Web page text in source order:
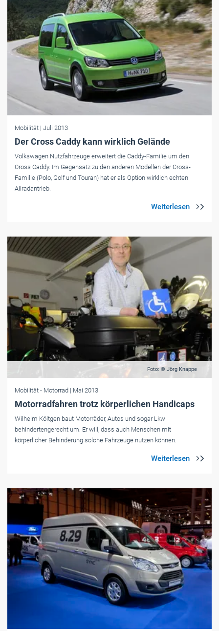
Mobilität | Juli 2013
Der Cross Caddy kann wirklich Gelände
Volkswagen Nutzfahrzeuge erweitert die Caddy-Familie um den
Cross Caddy. Im Gegensatz zu den anderen Modellen der Cross-
Familie (Polo, Golf und Touran) hat er als Option wirklich echten
Allradantrieb.
Foto: © Jörg Knappe
Mobilität - Motorrad | Mai 2013
Motorradfahren trotz körperlichen Handicaps
Wilhelm Költgen baut Motorräder, Autos und sogar Lkw
behindertengerecht um. Er will, dass auch Menschen mit
körperlicher Behinderung solche Fahrzeuge nutzen können.